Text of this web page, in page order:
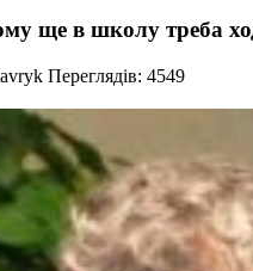
ще в школу треба
Переглядів: 4549